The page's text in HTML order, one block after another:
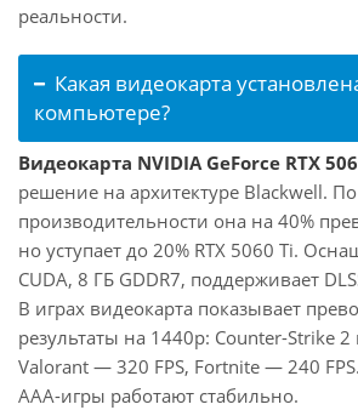
реальности.
Какая видеокарта
компьютере?
Видеокарта NVIDIA GeForce RTX
решение на архитектуре Blackwell. По
производительности она на 40%
но уступает до 20% RTX 5060 Ti.
CUDA, 8 ГБ GDDR7, поддерживает
В играх видеокарта показывает
результаты на 1440p: Counter-Strike 2
Valorant — 320 FPS, Fortnite — 240
AAA-игры работают стабильно.